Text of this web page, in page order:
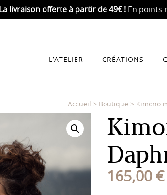
La livraison offerte à partir de 49€ ! En points
L’ATELIER CRÉATIONS
Accueil > Boutique > Kimono
165,00 €